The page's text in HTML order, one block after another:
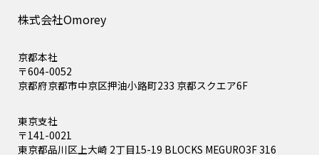
株式会社Omorey
京都本社
〒604-0052
京都府京都市中京区押油小路町233 京都スクエア6F
東京支社
〒141-0021
東京都品川区上大崎 2丁目15-19 BLOCKS MEGURO3F 316